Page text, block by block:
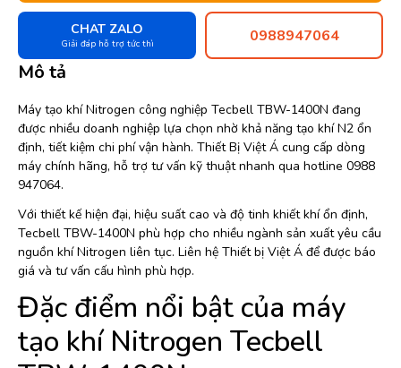
CHAT ZALO
Giải đáp hỗ trợ tức thì 0988947064
Mô tả
Máy tạo khí Nitrogen công nghiệp Tecbell TBW-1400N đang
được nhiều doanh nghiệp lựa chọn nhờ khả năng tạo khí N2 ổn
định, tiết kiệm chi phí vận hành. Thiết Bị Việt Á cung cấp dòng
máy chính hãng, hỗ trợ tư vấn kỹ thuật nhanh qua hotline 0988
947064.
Với thiết kế hiện đại, hiệu suất cao và độ tinh khiết khí ổn định,
Tecbell TBW-1400N phù hợp cho nhiều ngành sản xuất yêu cầu
nguồn khí Nitrogen liên tục. Liên hệ Thiết bị Việt Á để được báo
giá và tư vấn cấu hình phù hợp.
Đặc điểm nổi bật của máy
tạo khí Nitrogen Tecbell